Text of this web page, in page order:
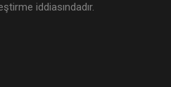
iddiasındadır.